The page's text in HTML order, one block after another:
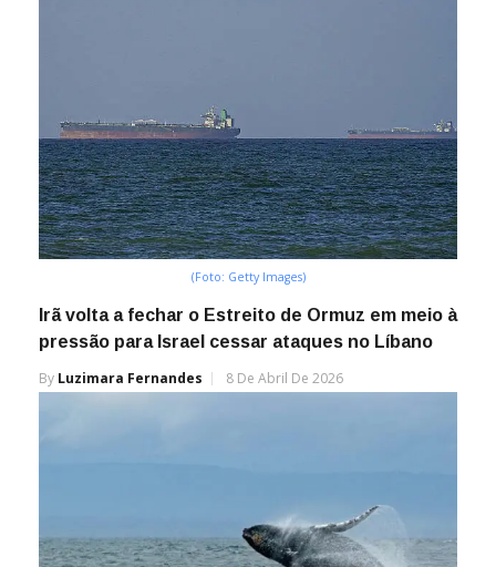
(Foto: Getty Images)
Irã volta a fechar o Estreito de Ormuz em meio à
pressão para Israel cessar ataques no Líbano
By Luzimara Fernandes 8 De Abril De 2026